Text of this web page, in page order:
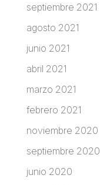
septiembre 2021
agosto 2021
junio 2021
abril 2021
marzo 2021
febrero 2021
noviembre 2020
septiembre 2020
junio 2020